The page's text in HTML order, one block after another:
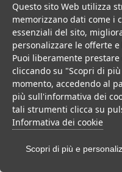
Basilicata > Scanzano
456 Camere
Villaggio con piscina
animazione e buona cucina,
Villaggio Hotel
Questo sito Web utilizza
memorizzano dati come i
essenziali del sito,
personalizzare le offerte
Puoi liberamente
cliccando su "Scopri di
momento, accedendo al
più sull'informativa dei
tali strumenti clicca su
Informativa dei cookie
Scopri di più e